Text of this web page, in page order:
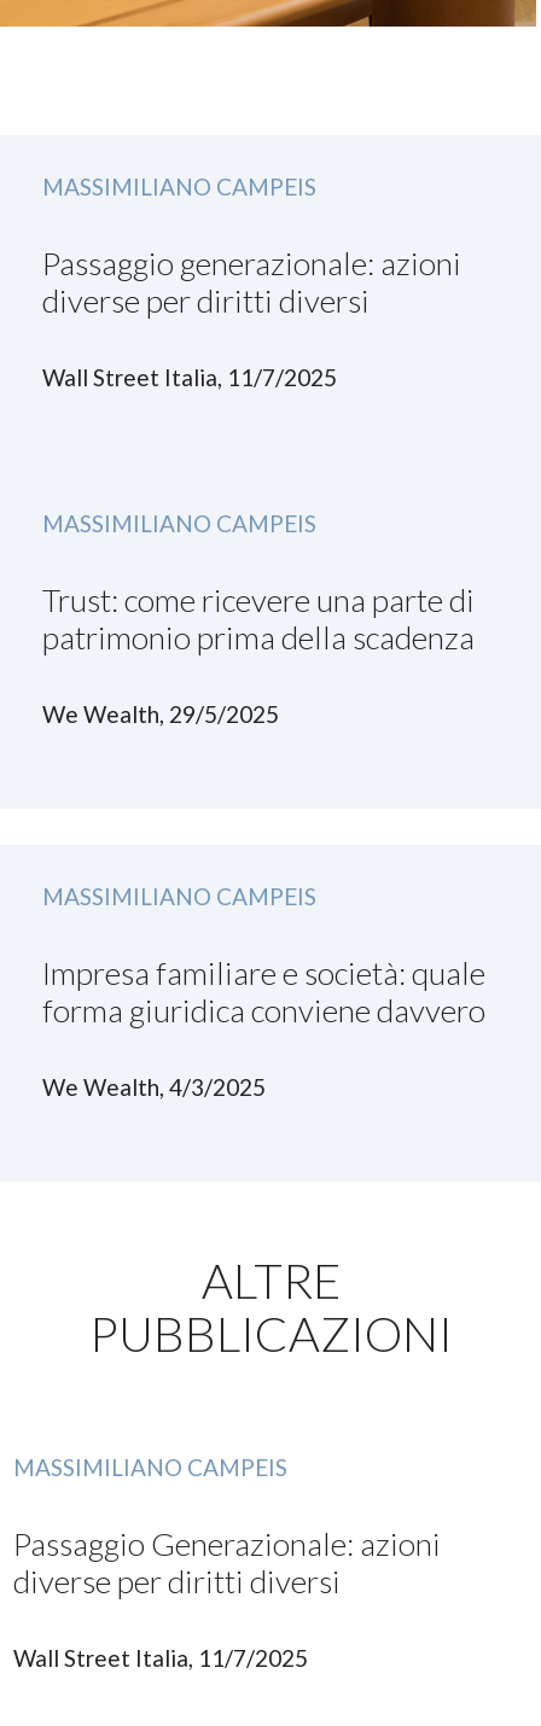
MASSIMILIANO CAMPEIS
Passaggio generazionale: azioni
diverse per diritti diversi
Wall Street Italia, 11/7/2025
MASSIMILIANO CAMPEIS
Trust: come ricevere una parte di
patrimonio prima della scadenza
We Wealth, 29/5/2025
MASSIMILIANO CAMPEIS
Impresa familiare e società: quale
forma giuridica conviene davvero
We Wealth, 4/3/2025
ALTRE
PUBBLICAZIONI
MASSIMILIANO CAMPEIS
Passaggio Generazionale: azioni
diverse per diritti diversi
Wall Street Italia, 11/7/2025